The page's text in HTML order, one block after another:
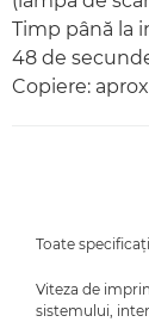
Timp până la
48 de
Copiere:
Toate
Viteza de
sistemului,